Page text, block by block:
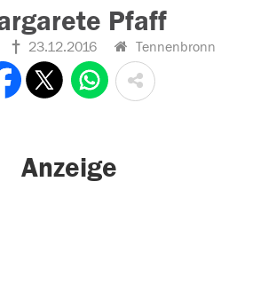
Pfaff
23.12.2016 Tennenbronn
Anzeige